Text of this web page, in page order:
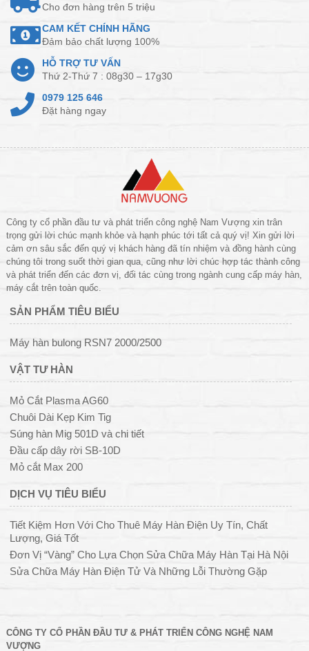
Cho đơn hàng trên 5 triệu
CAM KẾT CHÍNH HÃNG
Đảm bảo chất lượng 100%
HỖ TRỢ TƯ VẤN
Thứ 2-Thứ 7 : 08g30 – 17g30
0979 125 646
Đặt hàng ngay
Công ty cổ phần đầu tư và phát triển công nghệ Nam Vượng xin trân
trọng gửi lời chúc mạnh khỏe và hạnh phúc tới tất cả quý vị! Xin gửi lời
cảm ơn sâu sắc đến quý vị khách hàng đã tín nhiệm và đồng hành cùng
chúng tôi trong suốt thời gian qua, cũng như lời chúc hợp tác thành công
và phát triển đến các đơn vị, đối tác cùng trong ngành cung cấp máy hàn,
máy cắt trên toàn quốc.
SẢN PHẨM TIÊU BIỂU
Máy hàn bulong RSN7 2000/2500
VẬT TƯ HÀN
Mỏ Cắt Plasma AG60
Chuôi Dài Kẹp Kim Tig
Súng hàn Mig 501D và chi tiết
Đầu cấp dây rời SB-10D
Mỏ cắt Max 200
DỊCH VỤ TIÊU BIỂU
Tiết Kiệm Hơn Với Cho Thuê Máy Hàn Điện Uy Tín, Chất
Lượng, Giá Tốt
Đơn Vị “Vàng” Cho Lựa Chọn Sửa Chữa Máy Hàn Tại Hà Nội
Sửa Chữa Máy Hàn Điện Tử Và Những Lỗi Thường Gặp
CÔNG TY CỔ PHẦN ĐẦU TƯ & PHÁT TRIỂN CÔNG NGHỆ NAM
VƯỢNG